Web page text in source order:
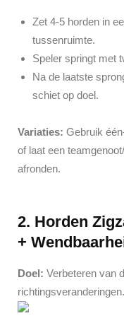
Zet 4-5 horden in
tussenruimte.
Speler springt met
Na de laatste
schiet op doel.
Variaties: Gebruik
of laat een
afronden.
2. Horden
+
Doel: Verbeteren van
richtingsveranderingen.